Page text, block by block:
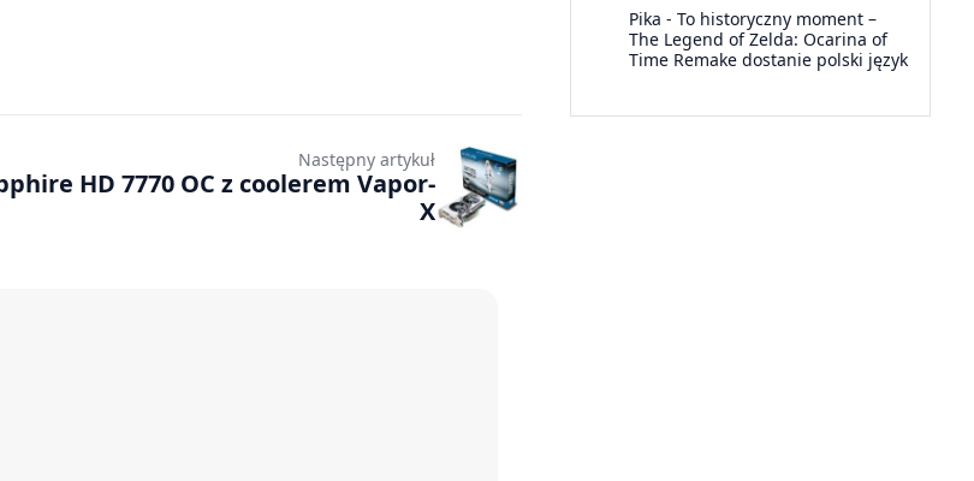
Pika - To historyczny moment –
The Legend of Zelda: Ocarina of
Time Remake dostanie polski język
Następny artykuł
HD 7770 OC z coolerem Vapor-
X